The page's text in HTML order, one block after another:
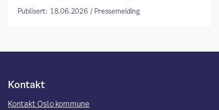
Publisert: 18.06.2026 / Pressemelding
Kontakt
Kontakt Oslo kommune